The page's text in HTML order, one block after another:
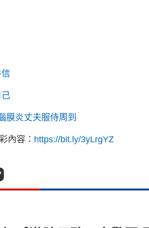
膜炎丈夫服侍周到
內容： https://bit.ly/3yLrgYZ